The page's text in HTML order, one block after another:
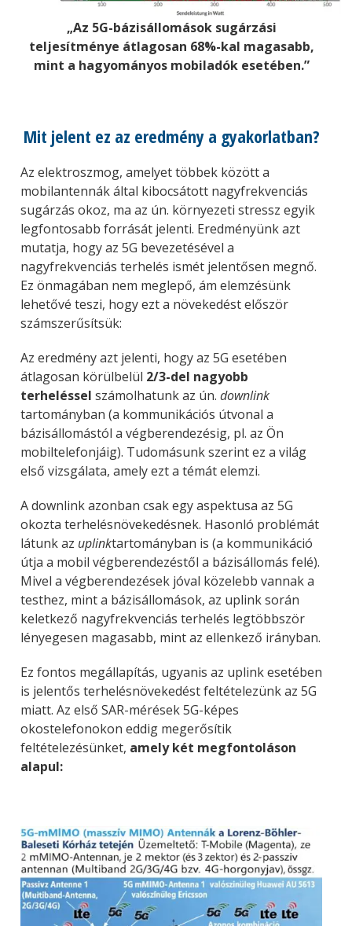
„Az 5G-bázisállomások sugárzási
teljesítménye átlagosan 68%-kal magasabb,
mint a hagyományos mobiladók esetében.”
Mit jelent ez az eredmény a gyakorlatban?
Az elektroszmog, amelyet többek között a
mobilantennák által kibocsátott nagyfrekvenciás
sugárzás okoz, ma az ún. környezeti stressz egyik
legfontosabb forrását jelenti. Eredményünk azt
mutatja, hogy az 5G bevezetésével a
nagyfrekvenciás terhelés ismét jelentősen megnő.
Ez önmagában nem meglepő, ám elemzésünk
lehetővé teszi, hogy ezt a növekedést először
számszerűsítsük:
Az eredmény azt jelenti, hogy az 5G esetében
átlagosan körülbelül 2/3-del nagyobb
terheléssel számolhatunk az ún.downlink
tartományban (a kommunikációs útvonal a
bázisállomástól a végberendezésig, pl. az Ön
mobiltelefonjáig). Tudomásunk szerint ez a világ
első vizsgálata, amely ezt a témát elemzi.
A downlink azonban csak egy aspektusa az 5G
okozta terhelésnövekedésnek. Hasonló problémát
látunk az uplinktartományban is (a kommunikáció
útja a mobil végberendezéstől a bázisállomás felé).
Mivel a végberendezések jóval közelebb vannak a
testhez, mint a bázisállomások, az uplink során
keletkező nagyfrekvenciás terhelés legtöbbször
lényegesen magasabb, mint az ellenkező irányban.
Ez fontos megállapítás, ugyanis az uplink esetében
is jelentős terhelésnövekedést feltételezünk az 5G
miatt. Az első SAR-mérések 5G-képes
okostelefonokon eddig megerősítik
feltételezésünket, amely két megfontoláson
alapul: